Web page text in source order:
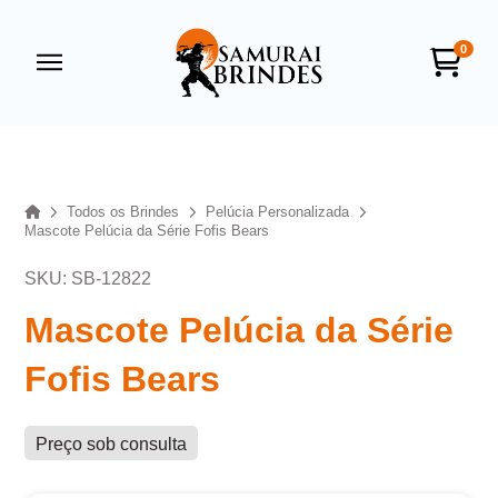
0
HomeTodos os Brindes
Pelúcia Personalizada
Mascote Pelúcia da Série Fofis Bears
SKU: SB-12822
Mascote Pelúcia da Série
Fofis Bears
Preço sob consulta